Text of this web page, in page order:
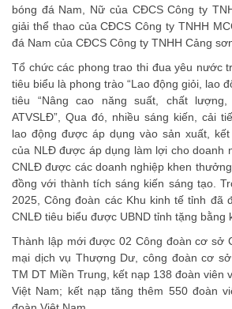
bóng đá Nam, Nữ của CĐCS Công ty
giải thể thao của CĐCS Công ty TNHH
đá Nam của CĐCS Công ty TNHH Cảng
Tổ chức các phong trao thi đua yêu nước
tiêu biểu là phong trào “Lao động giỏi, lao
tiêu “Nâng cao năng suất, chất
ATVSLĐ”, Qua đó, nhiều sáng kiến, cải
lao động được áp dụng vào sản xuất,
của NLĐ được áp dụng làm lợi cho doanh
CNLĐ được các doanh nghiệp khen
đồng với thành tích sáng kiến sáng tạo.
2025, Công đoàn các Khu kinh tế tỉnh đã
CNLĐ tiêu biểu được UBND tỉnh tặng bằng
Thành lập mới được 02 Công đoàn cơ sở
mại dịch vụ Thượng Dư, công đoàn cơ
TM DT Miền Trung, kết nạp 138 đoàn viên
Việt Nam; kết nạp tăng thêm 550 đoàn